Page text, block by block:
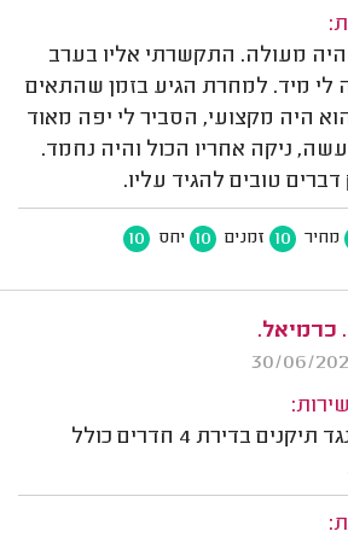
מעולה. התקשרתי אליו בערב
לי מיד. למחרת הגיע בזמן שהתאים
היה מקצועי, הסביר לי יפה מאוד
ניקה אחריו הכול והיה נחמד.
דברים טובים להגיד עליו.
מחיר 10 זמנים 10 יחס 10
כרמיאל.
הדברה נגד תיקנים בדירת 4 חדרים כולל